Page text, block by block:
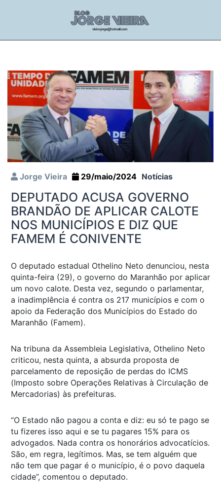
Jorge Vieira 29/maio/2024 Notícias
DEPUTADO ACUSA GOVERNO
BRANDÃO DE APLICAR CALOTE
NOS MUNICÍPIOS E DIZ QUE
FAMEM É CONIVENTE
O deputado estadual Othelino Neto denunciou, nesta
quinta-feira (29), o governo do Maranhão por aplicar
um novo calote. Desta vez, segundo o parlamentar,
a inadimplência é contra os 217 municípios e com o
apoio da Federação dos Municípios do Estado do
Maranhão (Famem).
Na tribuna da Assembleia Legislativa, Othelino Neto
criticou, nesta quinta, a absurda proposta de
parcelamento de reposição de perdas do ICMS
(Imposto sobre Operações Relativas à Circulação de
Mercadorias) às prefeituras.
“O Estado não pagou a conta e diz: eu só te pago se
tu fizeres isso aqui e se tu pagares 15% para os
advogados. Nada contra os honorários advocatícios.
São, em regra, legítimos. Mas, se tem alguém que
não tem que pagar é o município, é o povo daquela
cidade”, comentou o deputado.